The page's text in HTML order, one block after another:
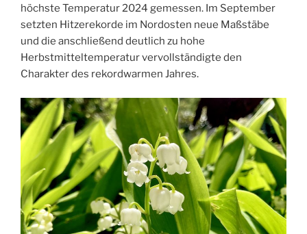
höchste Temperatur 2024 gemessen. Im September
setzten Hitzerekorde im Nordosten neue Maßstäbe
und die anschließend deutlich zu hohe
Herbstmitteltemperatur vervollständigte den
Charakter des rekordwarmen Jahres.